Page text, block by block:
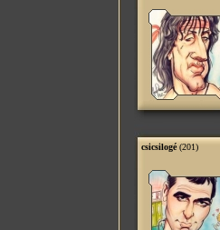
csicsilogé (201)